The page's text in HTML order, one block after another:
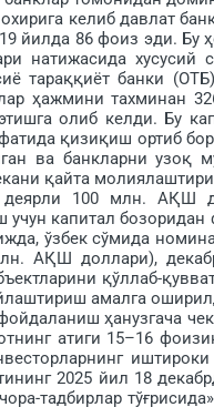
келиб давлат
йилда 86 фоиз эди. Бу
натижасида
банки (ОТБ)
ҳажмини тахминан
олиб келди. Бу
қизиқиш ортиб
ва банк­ларни узоқ
қайта
деярли 100 млн. АҚШ
учун капитал
ўзбек сўмида
АҚШ доллари),
қўллаб-
амалга
ҳануз­гача
атиги 15–16
2025 йил 18
тадбирлар